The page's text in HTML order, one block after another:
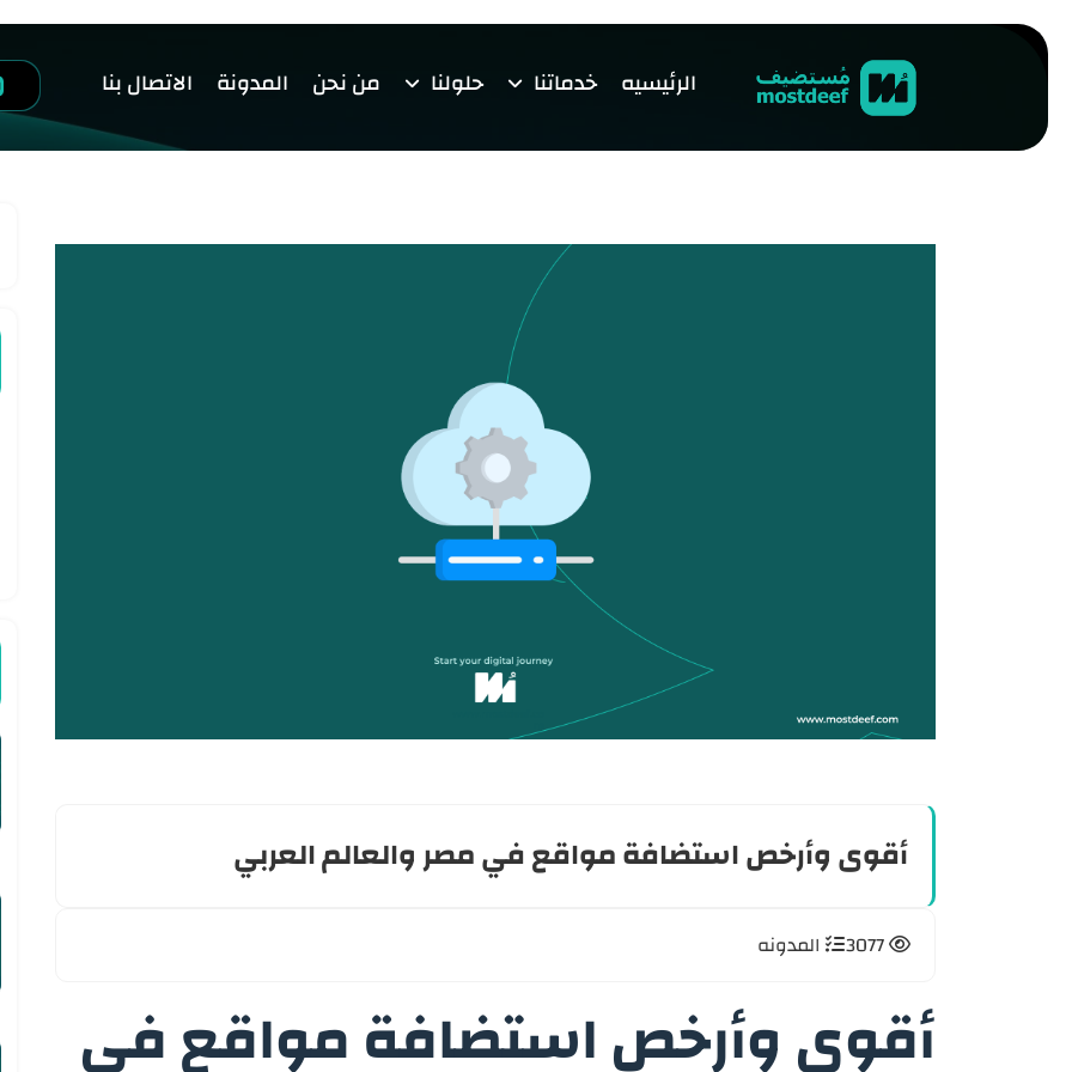
الرئيسيه خدماتنا حلولنا من نحن المدونة الاتصال بنا
أقوى وأرخص استضافة مواقع في مصر والعالم العربي
المدونه
أقوى وأرخص استضافة مواقع في